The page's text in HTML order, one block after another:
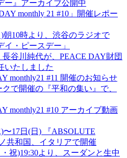
ー』アーカイブ公開中
monthly 21 #10」開催レポー
朝10時より、渋谷のラジオで
イ・ピースデー」
谷川純代が、PEACE DAY財団
いたしました
monthly21 #11 開催のお知らせ
で開催の『平和の集い』で、
monthly21 #10 アーカイブ動画
〜17日(日) 『ABSOLUTE
共和国、イタリアで開催
祝)19:30より、スーダンと生中